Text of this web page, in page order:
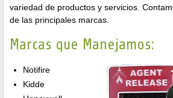
variedad de productos y servicios.
de las principales marcas.
Marcas que Manejamos:
Notifire
Kidde